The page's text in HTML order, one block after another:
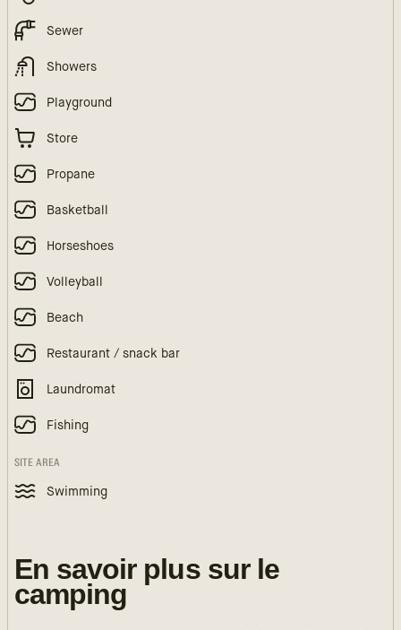
Sewer
Showers
Playground
Store
Propane
Basketball
Horseshoes
Volleyball
Beach
Restaurant / snack bar
Laundromat
Fishing
SITE AREA
Swimming
En savoir plus sur le
camping